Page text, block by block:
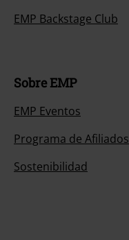
EMP Backstage Club
Sobre EMP
EMP Eventos
Programa de Afiliados
Sostenibilidad